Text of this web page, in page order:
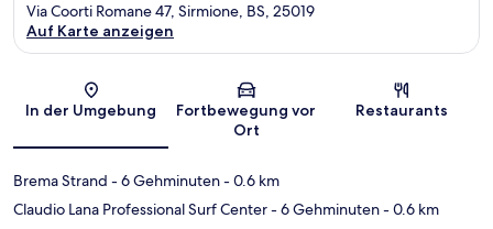
Karte
Via Coorti Romane 47, Sirmione, BS, 25019
Auf Karte anzeigen
In der Umgebung
Fortbewegung vor
Ort
Restaurants
Brema Strand - 6 Gehminuten- 0.6 km
Claudio Lana Professional Surf Center- 6 Gehminuten- 0.6 km